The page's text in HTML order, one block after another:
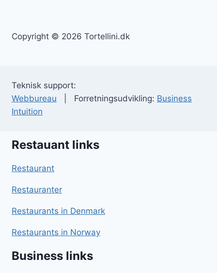
Copyright © 2026 Tortellini.dk
Teknisk support:
Webbureau | Forretningsudvikling: Business
Intuition
Restauant links
Restaurant
Restauranter
Restaurants in Denmark
Restaurants in Norway
Business links